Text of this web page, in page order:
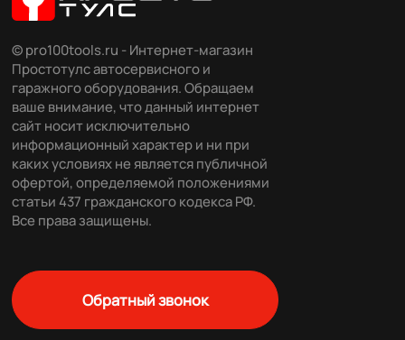
© pro100tools.ru - Интернет-магазин
Простотулс автосервисного и
гаражного оборудования. Обращаем
ваше внимание, что данный интернет
сайт носит исключительно
информационный характер и ни при
каких условиях не является публичной
офертой, определяемой положениями
статьи 437 гражданского кодекса РФ.
Все права защищены.
Обратный звонок